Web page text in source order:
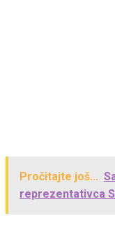
Pročitajte još...
reprezentativca